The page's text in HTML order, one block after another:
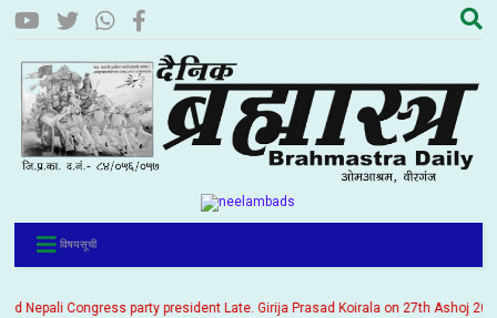
विषयसूची
Congress party president Late. Girija Prasad Koirala on 27th Ashoj